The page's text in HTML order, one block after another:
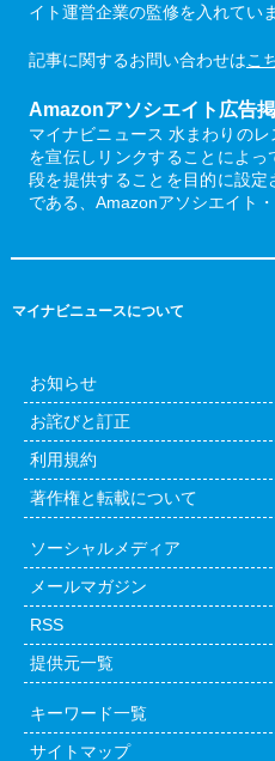
イト運営企業の監修を入れていま
記事に関するお問い合わせはこ
Amazonアソシエイト広告
マイナビニュース 水まわりの
を宣伝しリンクすることによ
段を提供することを目的に設
である、Amazonアソシエイト
マイナビニュースについて
お知らせ
お詫びと訂正
利用規約
著作権と転載について
ソーシャルメディア
メールマガジン
RSS
提供元一覧
キーワード一覧
サイトマップ